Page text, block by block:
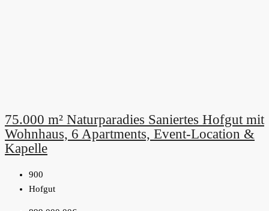
75.000 m² Naturparadies Saniertes Hofgut mit
Wohnhaus, 6 Apartments, Event-Location &
Kapelle
900
Hofgut